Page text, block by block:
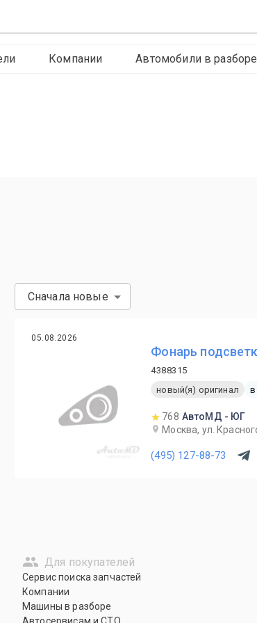
Компании Автомобили в разборе
Сначала новые
05.08.2026
Фонарь
4388315
новый(я) оригинал
в
768 АвтоМД - ЮГ
Москва, ул.
(495) 127-88-73
Для покупателей
Сервис поиска запчастей
Компании
Машины в разборе